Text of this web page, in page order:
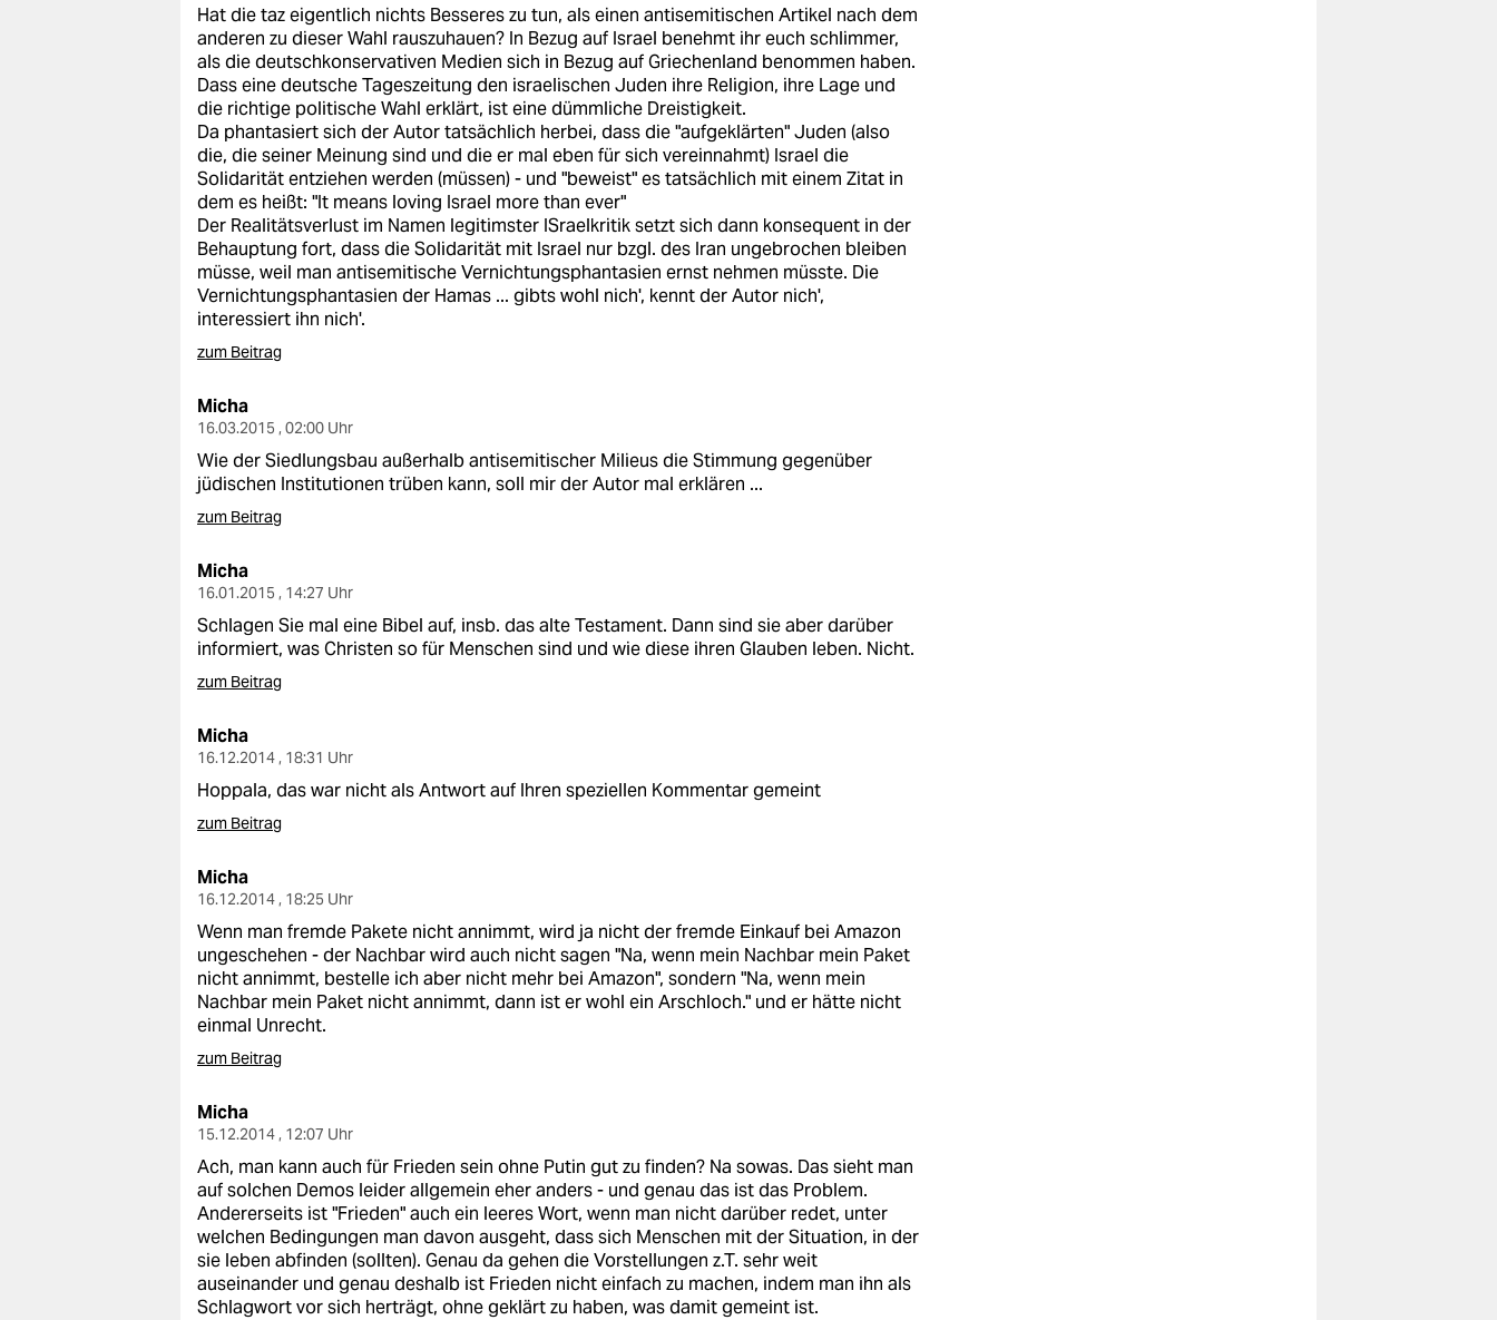
fragen & hilfe
unterstützen
abo
genossenschaft
epaper login
Hat die taz eigentlich nichts Besseres zu tun, als einen antisemitischen Artikel nach dem
anderen zu dieser Wahl rauszuhauen? In Bezug auf Israel benehmt ihr euch schlimmer,
als die deutschkonservativen Medien sich in Bezug auf Griechenland benommen haben.
Dass eine deutsche Tageszeitung den israelischen Juden ihre Religion, ihre Lage und
die richtige politische Wahl erklärt, ist eine dümmliche Dreistigkeit.
Da phantasiert sich der Autor tatsächlich herbei, dass die "aufgeklärten" Juden (also
die, die seiner Meinung sind und die er mal eben für sich vereinnahmt) Israel die
Solidarität entziehen werden (müssen) - und "beweist" es tatsächlich mit einem Zitat in
dem es heißt: "It means loving Israel more than ever"
Der Realitätsverlust im Namen legitimster ISraelkritik setzt sich dann konsequent in der
Behauptung fort, dass die Solidarität mit Israel nur bzgl. des Iran ungebrochen bleiben
müsse, weil man antisemitische Vernichtungsphantasien ernst nehmen müsste. Die
Vernichtungsphantasien der Hamas ... gibts wohl nich', kennt der Autor nich',
interessiert ihn nich'.
zum Beitrag
Micha
16.03.2015 , 02:00 Uhr
Wie der Siedlungsbau außerhalb antisemitischer Milieus die Stimmung gegenüber
jüdischen Institutionen trüben kann, soll mir der Autor mal erklären ...
zum Beitrag
Micha
16.01.2015 , 14:27 Uhr
Schlagen Sie mal eine Bibel auf, insb. das alte Testament. Dann sind sie aber darüber
informiert, was Christen so für Menschen sind und wie diese ihren Glauben leben. Nicht.
zum Beitrag
Micha
16.12.2014 , 18:31 Uhr
Hoppala, das war nicht als Antwort auf Ihren speziellen Kommentar gemeint
zum Beitrag
Micha
16.12.2014 , 18:25 Uhr
Wenn man fremde Pakete nicht annimmt, wird ja nicht der fremde Einkauf bei Amazon
ungeschehen - der Nachbar wird auch nicht sagen "Na, wenn mein Nachbar mein Paket
nicht annimmt, bestelle ich aber nicht mehr bei Amazon", sondern "Na, wenn mein
Nachbar mein Paket nicht annimmt, dann ist er wohl ein Arschloch." und er hätte nicht
einmal Unrecht.
zum Beitrag
Micha
15.12.2014 , 12:07 Uhr
Ach, man kann auch für Frieden sein ohne Putin gut zu finden? Na sowas. Das sieht man
auf solchen Demos leider allgemein eher anders - und genau das ist das Problem.
Andererseits ist "Frieden" auch ein leeres Wort, wenn man nicht darüber redet, unter
welchen Bedingungen man davon ausgeht, dass sich Menschen mit der Situation, in der
sie leben abfinden (sollten). Genau da gehen die Vorstellungen z.T. sehr weit
auseinander und genau deshalb ist Frieden nicht einfach zu machen, indem man ihn als
Schlagwort vor sich herträgt, ohne geklärt zu haben, was damit gemeint ist.